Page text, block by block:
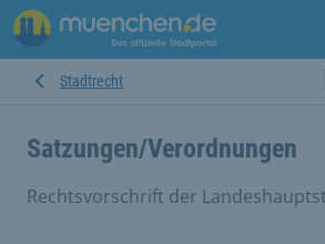
Stadtrecht
Satzungen/Verordnungen
Rechtsvorschrift der